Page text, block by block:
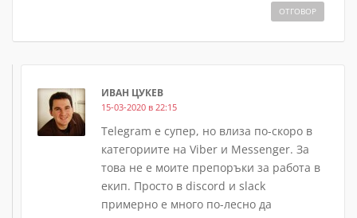
ОТГОВОР
ИВАН ЦУКЕВ
15-03-2020 в 22:15
Telegram е супер, но влиза по-скоро в
категориите на Viber и Messenger. За
това не е моите препоръки за работа в
екип. Просто в discord и slack
примерно е много по-лесно да